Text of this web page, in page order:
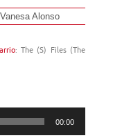
Alonso
: The (S) Files (The
00:00